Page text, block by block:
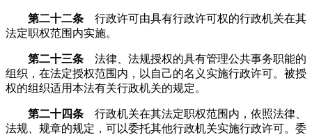
第二十二条 行政许可由具有行政许可权的行政机关在其
法定职权范围内实施。
第二十三条 法律、法规授权的具有管理公共事务职能的
组织，在法定授权范围内，以自己的名义实施行政许可。被授
权的组织适用本法有关行政机关的规定。
第二十四条 行政机关在其法定职权范围内，依照法律、
法规、规章的规定，可以委托其他行政机关实施行政许可。委